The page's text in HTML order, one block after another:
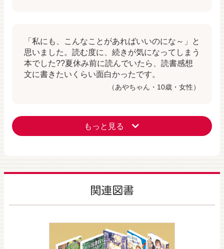
「私にも、こんなことがあればいいのにな～」と
思いました。読む度に、続きが気になってしまう
本でした??夏休み前に読んでいたら、読書感想
文に書きたいくらい面白かったです。
（あやちゃん・10歳・女性）
もっと見る
関連図書